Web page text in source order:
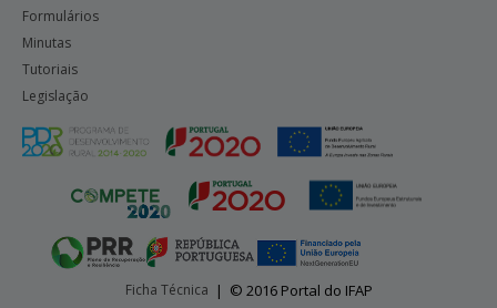
Formulários
Minutas
Tutoriais
Legislação
Ficha Técnica | © 2016 Portal do IFAP